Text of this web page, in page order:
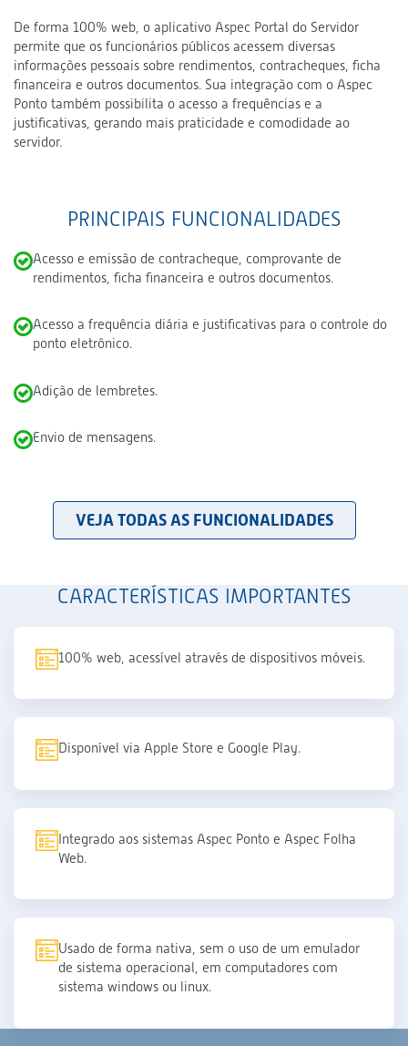
De forma 100% web, o aplicativo Aspec Portal do Servidor
permite que os funcionários públicos acessem diversas
informações pessoais sobre rendimentos, contracheques, ficha
financeira e outros documentos. Sua integração com o Aspec
Ponto também possibilita o acesso a frequências e a
justificativas, gerando mais praticidade e comodidade ao
servidor.
PRINCIPAIS FUNCIONALIDADES
Acesso e emissão de contracheque, comprovante de
rendimentos, ficha financeira e outros documentos.
Acesso a frequência diária e justificativas para o controle do
ponto eletrônico.
Adição de lembretes.
Envio de mensagens.
VEJA TODAS AS FUNCIONALIDADES
CARACTERÍSTICAS IMPORTANTES
100% web, acessível através de dispositivos móveis.
Disponível via Apple Store e Google Play.
Integrado aos sistemas Aspec Ponto e Aspec Folha
Web.
Usado de forma nativa, sem o uso de um emulador
de sistema operacional, em computadores com
sistema windows ou linux.